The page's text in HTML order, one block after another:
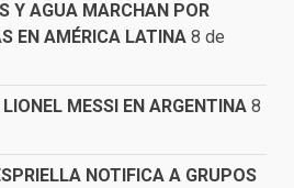
Y AGUA MARCHAN POR
EN AMÉRICA LATINA 8 de
LIONEL MESSI EN ARGENTINA 8
NOTIFICA A GRUPOS